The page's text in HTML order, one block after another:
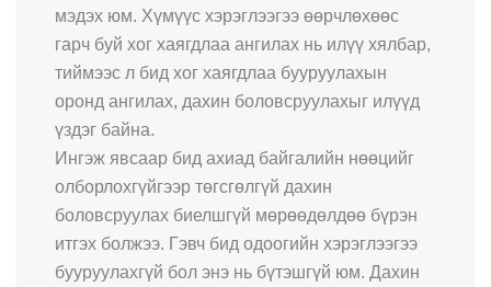
мэдэх юм. Хүмүүс хэрэглээгээ өөрчлөхөөс
гарч буй хог хаягдлаа ангилах нь илүү хялбар,
тиймээс л бид хог хаягдлаа бууруулахын
оронд ангилах, дахин боловсруулахыг илүүд
үздэг байна.
Ингэж явсаар бид ахиад байгалийн нөөцийг
олборлохгүйгээр төгсгөлгүй дахин
боловсруулах биелшгүй мөрөөдөлдөө бүрэн
итгэх болжээ. Гэвч бид одоогийн хэрэглээгээ
бууруулахгүй бол энэ нь бүтэшгүй юм. Дахин